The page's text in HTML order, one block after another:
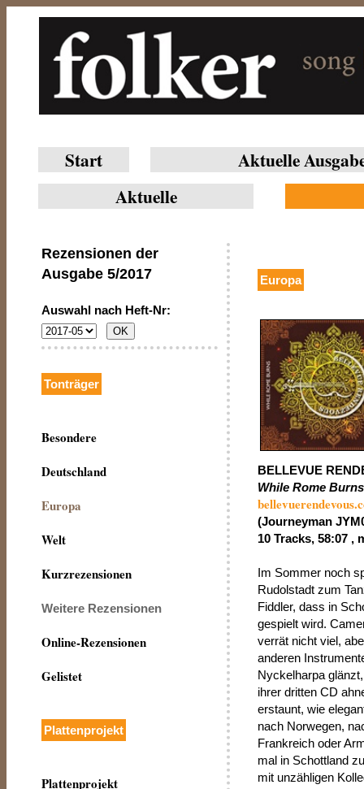
Start
Aktuelle
Aktuelle
Rezensionen der
Ausgabe 5/2017
Auswahl nach Heft-Nr:
Tonträger
Besondere
Deutschland
Europa
Welt
Kurzrezensionen
Weitere Rezensionen
Online-Rezensionen
Gelistet
Plattenprojekt
Plattenprojekt
Europa
BELLEVUE
While Rome Burns
(Journeyman
10 Tracks, 58:07 ,
Im Sommer noch
Rudolstadt zum
Fiddler, dass in
gespielt wird.
verrät nicht viel,
anderen
Nyckelharpa
ihrer dritten CD
erstaunt, wie
nach Norwegen,
Frankreich oder
mal in Schottland
mit unzähligen